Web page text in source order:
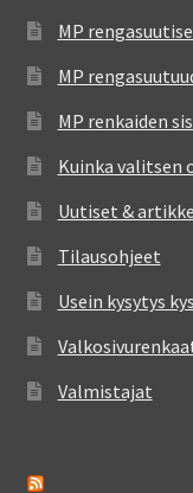
MP
MP
MP renkaiden
Kuinka valitsen
Uutiset &
Tilausohjeet
Usein kysytys
Valmistajat